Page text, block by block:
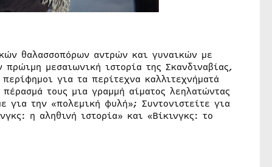
θαλασσοπόρων αντρών και γυναικών με
μεσαιωνική ιστορία της Σκανδιναβίας,
για τα περίτεχνα καλλιτεχνήματά
τους μια γραμμή αίματος λεηλατώντας
την «πολεμική φυλή»; Συντονιστείτε για
η αληθινή ιστορία» και «Βίκινγκς: το